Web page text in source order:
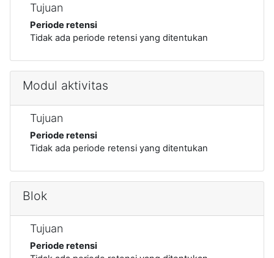
Tujuan
Periode retensi
Tidak ada periode retensi yang ditentukan
Modul aktivitas
Tujuan
Periode retensi
Tidak ada periode retensi yang ditentukan
Blok
Tujuan
Periode retensi